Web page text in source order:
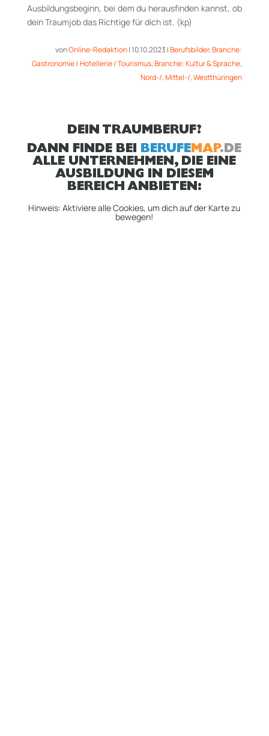
Ausbildungsbeginn, bei dem du herausfinden kannst, ob
dein Traumjob das Richtige für dich ist. (kp)
vonOnline-Redaktion|10.10.2023 |Berufsbilder,Branche:
Gastronomie / Hotellerie / Tourismus,Branche: Kultur & Sprache,
Nord-/, Mittel-/, Westthüringen
DEIN TRAUMBERUF?
DANN FINDE BEI BERUFEMAP.DE
ALLE UNTERNEHMEN, DIE EINE
AUSBILDUNG IN DIESEM
BEREICH ANBIETEN:
Hinweis: Aktiviere alle Cookies, um dich auf der Karte zu
bewegen!